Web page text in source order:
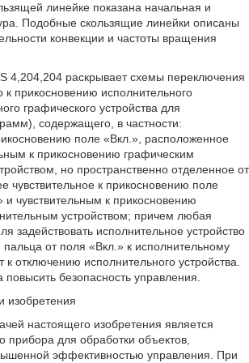
линейке показана начальная и
Подобные скользящие линейки описаны
конвекции и частоты вращения
4,204,204 раскрывает схемы переключения
к прикосновению исполнительного
графического устройства для
содержащего, в частности:
поле «Вкл.», расположенное
к прикосновению графическим
но пространственно отделенное от
чувствительное к прикосновению поле
чувствительным к прикосновению
устройством; причем любая
задействовать исполнительное устройство
от поля «Вкл.» к исполнительному
к отключению исполнительного устройства.
безопасность управления.
изобретения
настоящего изобретения является
прибора для обработки объектов,
эффективностью управления. При